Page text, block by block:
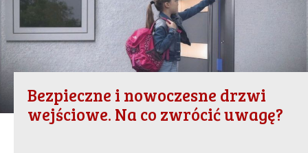
Bezpieczne i nowoczesne drzwi
wejściowe. Na co zwrócić uwagę?